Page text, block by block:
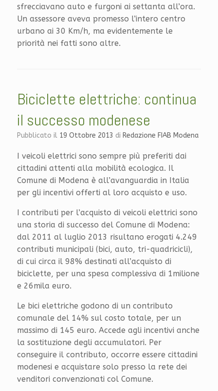
sfrecciavano auto e furgoni ai settanta all’ora.
Un assessore aveva promesso l’intero centro
urbano ai 30 Km/h, ma evidentemente le
priorità nei fatti sono altre.
Biciclette elettriche: continua
il successo modenese
Pubblicato il 19 Ottobre 2013 di Redazione FIAB Modena
I veicoli elettrici sono sempre più preferiti dai
cittadini attenti alla mobilità ecologica. Il
Comune di Modena è all’avanguardia in Italia
per gli incentivi offerti al loro acquisto e uso.
I contributi per l’acquisto di veicoli elettrici sono
una storia di successo del Comune di Modena:
dal 2011 al luglio 2013 risultano erogati 4.249
contributi municipali (bici, auto, tri-quadricicli),
di cui circa il 98% destinati all’acquisto di
biciclette, per una spesa complessiva di 1milione
e 26mila euro.
Le bici elettriche godono di un contributo
comunale del 14% sul costo totale, per un
massimo di 145 euro. Accede agli incentivi anche
la sostituzione degli accumulatori. Per
conseguire il contributo, occorre essere cittadini
modenesi e acquistare solo presso la rete dei
venditori convenzionati col Comune.